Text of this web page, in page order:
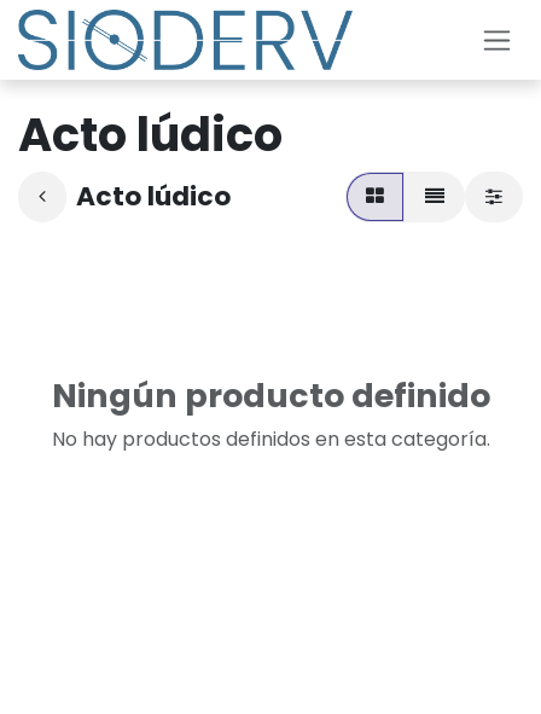
Ir al contenido
Acto lúdico
Acto lúdico
Ningún producto definido
No hay productos definidos en esta categoría.